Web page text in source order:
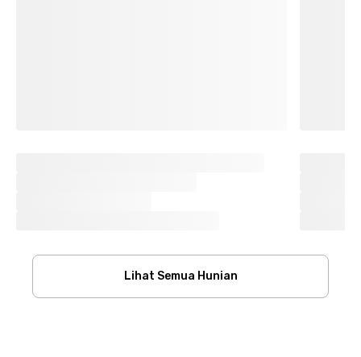
Lihat Semua Hunian